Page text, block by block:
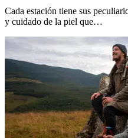
Cada estación tiene sus
y cuidado de la piel que…